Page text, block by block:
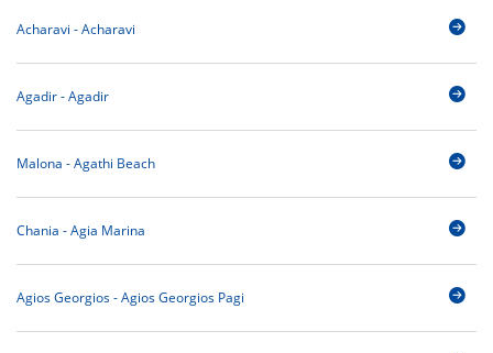
Acharavi - Acharavi
Agadir - Agadir
Malona - Agathi Beach
Chania - Agia Marina
Agios Georgios - Agios Georgios Pagi